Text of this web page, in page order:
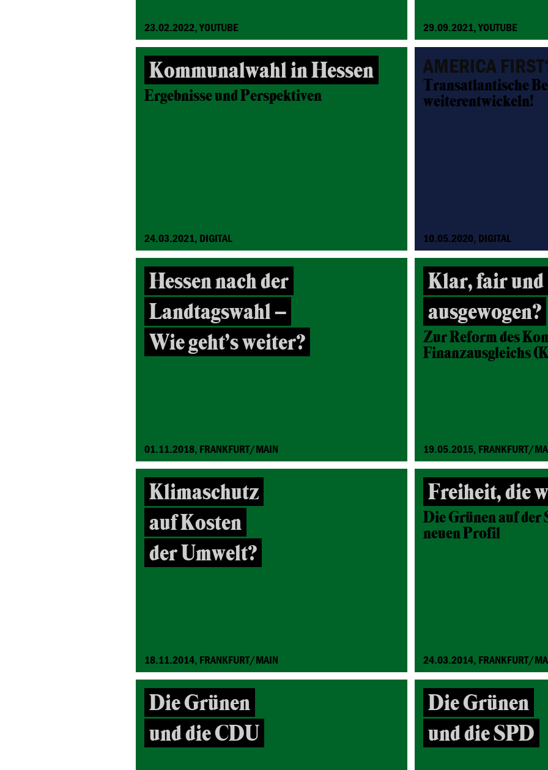
23.02.2022, YOUTUBE 29.09.2021, YOUTUBE
Kommunalwahl in Hessen
Ergebnisse und Perspektiven
24.03.2021, DIGITAL
AMERICA
Transatlantische
weiterentwickeln!
10.05.2020, DIGITAL
Hessen nach der
Landtagswahl –
Wie geht’s weiter?
01.11.2018, FRANKFURT/MAIN
Klar, fair und
ausgewogen?
Zur Reform des
Finanzausgleichs
19.05.2015, FRANKFURT/
Klimaschutz
auf Kosten
der Umwelt?
18.11.2014, FRANKFURT/MAIN
Freiheit, die
Die Grünen auf der
neuen Profil
24.03.2014, FRANKFURT/
Die Grünen
und die CDU
Die Grünen
und die SPD